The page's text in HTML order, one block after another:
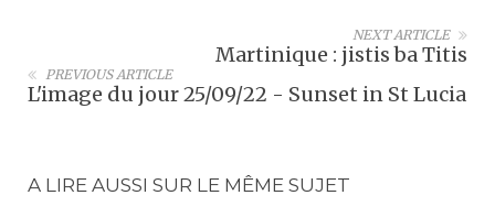
NEXT ARTICLE
Martinique : jistis ba Titis
PREVIOUS ARTICLE
L'image du jour 25/09/22 - Sunset in St Lucia
A LIRE AUSSI SUR LE MÊME SUJET